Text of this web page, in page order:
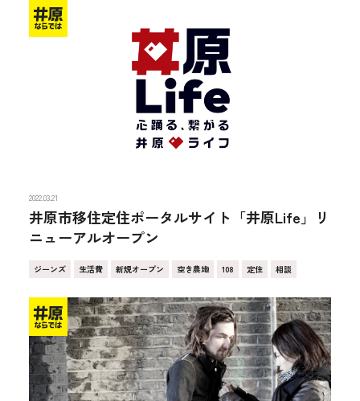
2022.03.21
井原市移住定住ポータルサイト「井原Life」リ
ニューアルオープン
ジーンズ 生活費 新規オープン 空き農地 108 定住 相談